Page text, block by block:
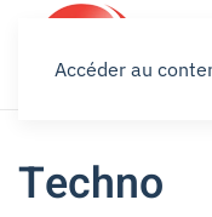
Accéder au
Techno